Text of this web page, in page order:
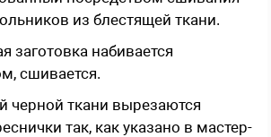
из блестящей ткани.
заготовка набивается
сшивается.
черной ткани вырезаются
так, как указано в мастер-